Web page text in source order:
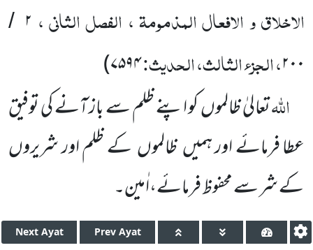
الاخلاق و الافعال المذمومۃ ، الفصل الثانی ، ۲ /
۲۰۰، الجزء الثالث، الحدیث:۷۵۹۴)
اللّٰہتعالیٰ ظالموںکو اپنے ظلم سے باز آنے کی توفیق
عطا فرمائے اور ہمیںظالموںکے ظلم اور شریروں
کے شر سے محفوظ فرمائے،اٰمین۔
Next Ayat Prev Ayat